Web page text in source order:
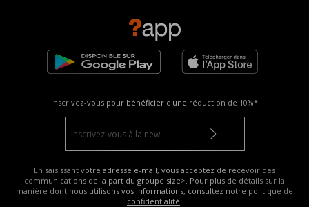
Inscrivez-vous pour bénéficier d'une réduction de 10%*
En saisissant votre adresse e-mail, vous acceptez de recevoir des
communications de la part du groupe size>. Pour plus de détails sur la
manière dont nous utilisons vos informations, consultez notre politique de
confidentialité.